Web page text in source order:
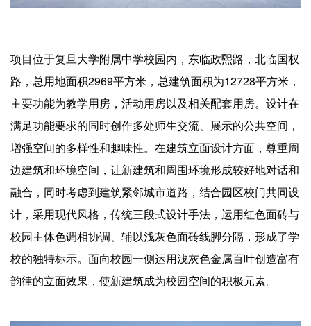
关于我们
联系我们
项目位于复旦大学附属中学校园内，东临政煕路，北临国权
路，总用地面积2969平方米，总建筑面积为12728平方米，
主要功能为教学用房，活动用房以及相关配套用房。设计在
满足功能要求的同时创作多处师生交流、展示的公共空间，
增强空间的多样性和趣味性。在建筑立面设计方面，尊重周
边建筑和环境空间，让新建筑和周围环境形成较好地对话和
融合，同时考虑到建筑紧邻城市道路，结合园区校门共同设
计，采用现代风格，传统三段式设计手法，运用红色面砖与
校园主体色调相协调、辅以浅灰色面砖线脚分隔，形成了学
校的独特标示。面向校园一侧运用浅灰色金属百叶创造富有
韵律的立面效果，使新建筑成为校园空间的积极元素。